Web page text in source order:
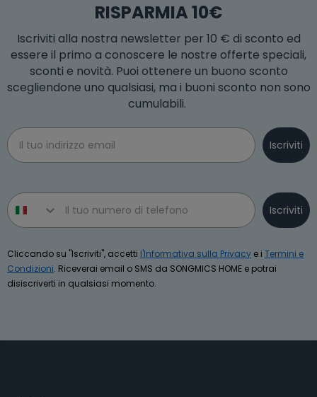
RISPARMIA 10€
Iscriviti alla nostra newsletter per 10 € di sconto ed
essere il primo a conoscere le nostre offerte speciali,
sconti e novità. Puoi ottenere un buono sconto
scegliendone uno qualsiasi, ma i buoni sconto non sono
cumulabili.
Email
Iscriviti
Phone number
Iscriviti
Cliccando su "Iscriviti", accetti l'Informativa sulla Privacy e i Termini e
Condizioni. Riceverai email o SMS da SONGMICS HOME e potrai
disiscriverti in qualsiasi momento.